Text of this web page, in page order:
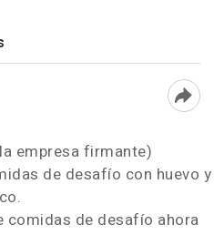
empresa firmante)
de desafío con huevo y
comidas de desafío ahora